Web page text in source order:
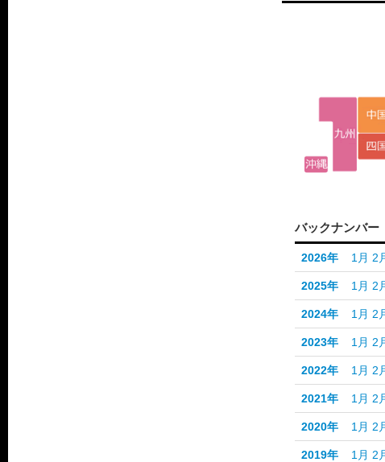
バックナンバー
2026年 1月 2
2025年 1月 2
2024年 1月 2
2023年 1月 2
2022年 1月 2
2021年 1月 2
2020年 1月 2
2019年 1月 2